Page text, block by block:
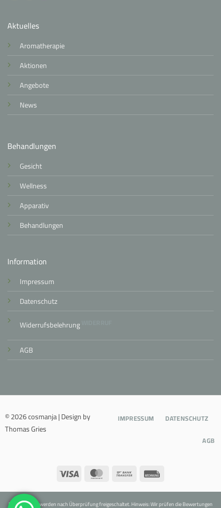
Behandlungen
Gesicht
Wellness
Apparativ
Behandlungen
Information
Impressum
Datenschutz
Widerrufsbelehrung
AGB
Aktuelles
Aromatherapie
Aktionen
Angebote
News
© 2026 cosmanja | Design by
Thomas Gries
Visa MasterCardBank
IMPRESSUM
DATENSCHUTZ
AGB
Bewertungen werden nach Überprüfung freigeschaltet. Hinweis: Wir prüfen die Bewertungen